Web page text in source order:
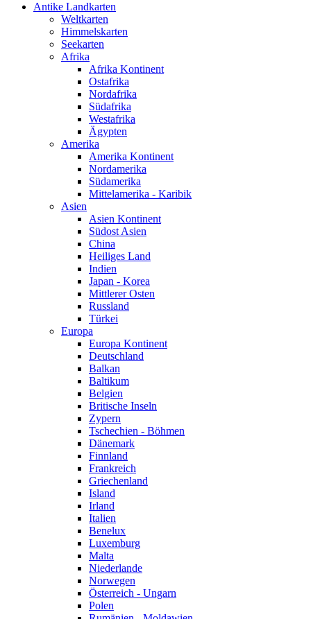
Antike Landkarten
Weltkarten
Himmelskarten
Seekarten
Afrika
Afrika Kontinent
Ostafrika
Nordafrika
Südafrika
Westafrika
Ägypten
Amerika
Amerika Kontinent
Nordamerika
Südamerika
Mittelamerika - Karibik
Asien
Asien Kontinent
Südost Asien
China
Heiliges Land
Indien
Japan - Korea
Mittlerer Osten
Russland
Türkei
Europa
Europa Kontinent
Deutschland
Balkan
Baltikum
Belgien
Britische Inseln
Zypern
Tschechien - Böhmen
Dänemark
Finnland
Frankreich
Griechenland
Island
Irland
Italien
Benelux
Luxemburg
Malta
Niederlande
Norwegen
Österreich - Ungarn
Polen